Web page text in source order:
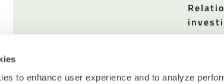
to enhance user experience and to analyze